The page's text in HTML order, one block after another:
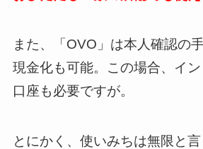
また、「OVO」は本人確認の
現金化も可能。この場合、イ
口座も必要ですが。
とにかく、使いみちは無限と